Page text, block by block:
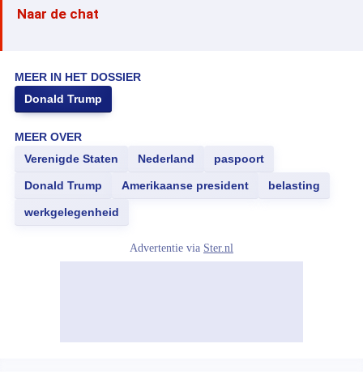
Naar de chat
MEER IN HET DOSSIER
Donald Trump
MEER OVER
Verenigde Staten
Nederland paspoort
Donald Trump Amerikaanse president belasting
werkgelegenheid
Advertentie via Ster.nl